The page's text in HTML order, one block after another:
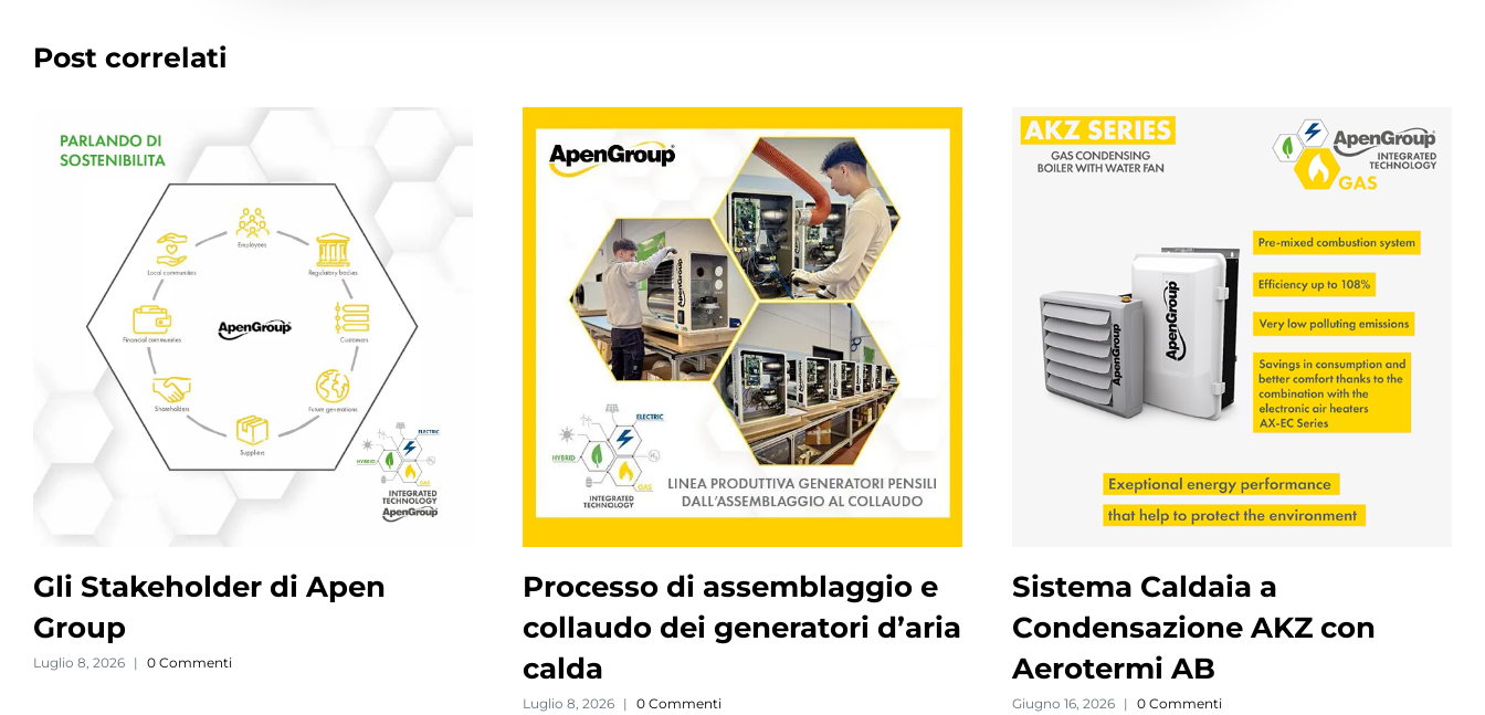
Post correlati
Gli Stakeholder di Apen
Group
Luglio 8, 2026 | 0 Commenti
Processo di assemblaggio e
collaudo dei generatori d’aria
calda
Luglio 8, 2026 | 0 Commenti
Sistema Caldaia a
Condensazione AKZ con
Aerotermi AB
Giugno 16, 2026 | 0 Commenti